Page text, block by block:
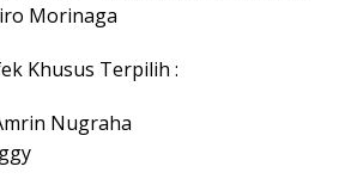
Morinaga
Khusus Terpilih :
Nugraha